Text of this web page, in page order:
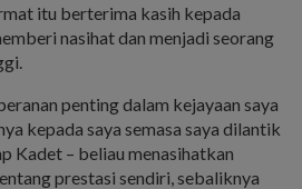
itu berterima kasih kepada
nasihat dan menjadi seorang
penting dalam kejayaan saya
kepada saya semasa saya dilantik
Kadet – beliau menasihatkan
prestasi sendiri, sebaliknya